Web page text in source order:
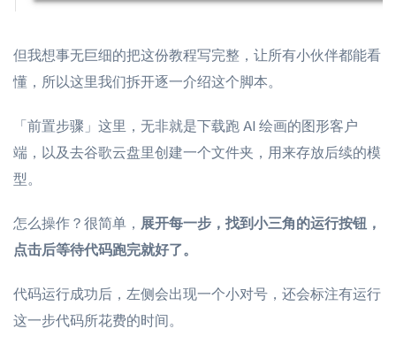
但我想事无巨细的把这份教程写完整，让所有小伙伴都能看
懂，所以这里我们拆开逐一介绍这个脚本。
「前置步骤」这里，无非就是下载跑 AI 绘画的图形客户
端，以及去谷歌云盘里创建一个文件夹，用来存放后续的模
型。
怎么操作？很简单， 展开每一步，找到小三角的运行按钮，
点击后等待代码跑完就好了。
代码运行成功后，左侧会出现一个小对号，还会标注有运行
这一步代码所花费的时间。